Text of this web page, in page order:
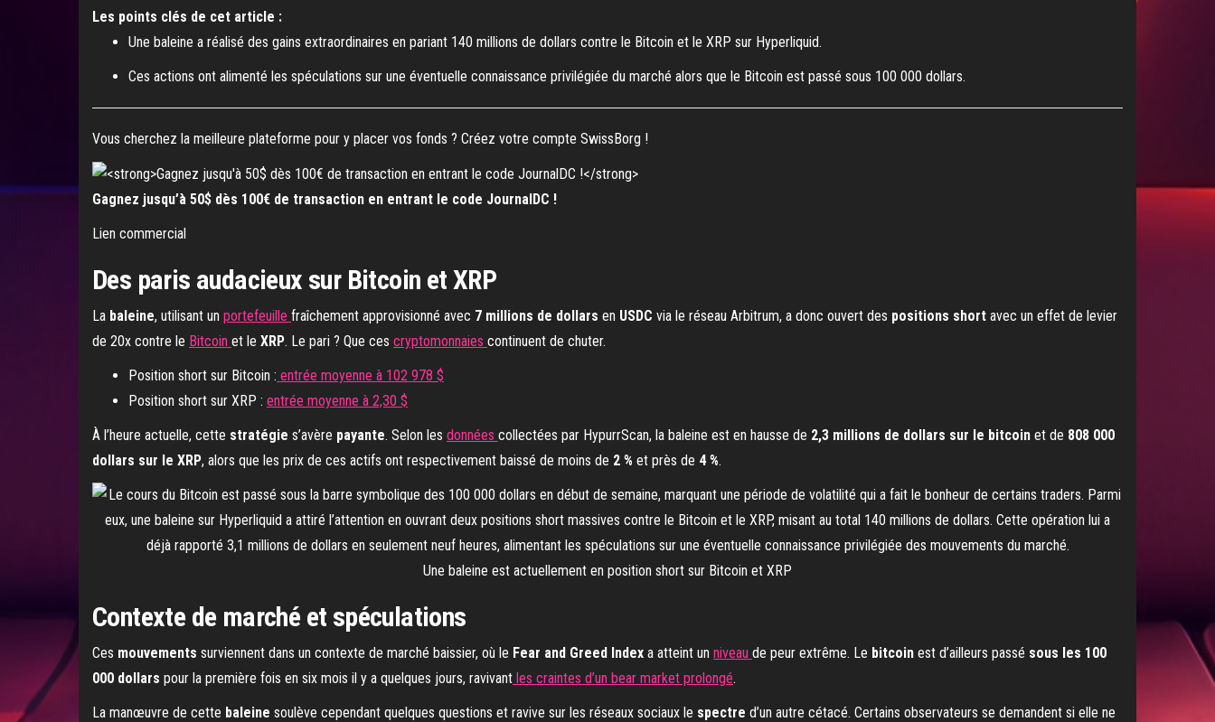
Les points clés de cet article :
Une baleine a réalisé des gains extraordinaires en pariant 140 millions de dollars contre le Bitcoin et le XRP sur Hyperliquid.
Ces actions ont alimenté les spéculations sur une éventuelle connaissance privilégiée du marché alors que le Bitcoin est passé sous 100 000 dollars.
Vous cherchez la meilleure plateforme pour y placer vos fonds ? Créez votre compte SwissBorg !
Gagnez jusqu’à 50$ dès 100€ de transaction en entrant le code JournalDC !
Lien commercial
Des paris audacieux sur Bitcoin et XRP
La baleine, utilisant un portefeuille fraîchement approvisionné avec 7 millions de dollars en USDC via le réseau Arbitrum, a donc ouvert des positions short avec un effet de levier
de 20x contre le Bitcoin et le XRP. Le pari ? Que ces cryptomonnaies continuent de chuter.
Position short sur Bitcoin : entrée moyenne à 102 978 $
Position short sur XRP : entrée moyenne à 2,30 $
À l’heure actuelle, cette stratégie s’avère payante. Selon les données collectées par HypurrScan, la baleine est en hausse de 2,3 millions de dollars sur le bitcoin et de 808 000
dollars sur le XRP, alors que les prix de ces actifs ont respectivement baissé de moins de 2 % et près de 4 %.
Une baleine est actuellement en position short sur Bitcoin et XRP
Contexte de marché et spéculations
Ces mouvements surviennent dans un contexte de marché baissier, où le Fear and Greed Index a atteint un niveau de peur extrême. Le bitcoin est d’ailleurs passé sous les 100
000 dollars pour la première fois en six mois il y a quelques jours, ravivant les craintes d’un bear market prolongé.
La manœuvre de cette baleine soulève cependant quelques questions et ravive sur les réseaux sociaux le spectre d’un autre cétacé. Certains observateurs se demandent si elle ne